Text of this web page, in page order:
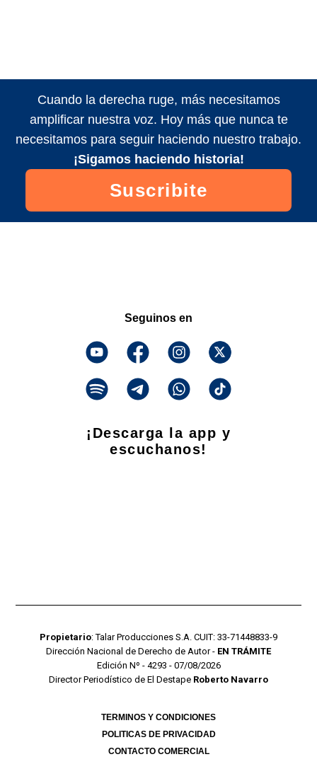
Cuando la derecha ruge, más necesitamos
amplificar nuestra voz. Hoy más que nunca te
necesitamos para seguir haciendo nuestro trabajo.
¡Sigamos haciendo historia!
Suscribite
Seguinos en
¡Descarga la app y
escuchanos!
Propietario: Talar Producciones S.A. CUIT: 33-71448833-9
Dirección Nacional de Derecho de Autor - EN TRÁMITE
Edición Nº - 4293 - 07/08/2026
Director Periodístico de El Destape Roberto Navarro
TERMINOS Y CONDICIONES
POLITICAS DE PRIVACIDAD
CONTACTO COMERCIAL